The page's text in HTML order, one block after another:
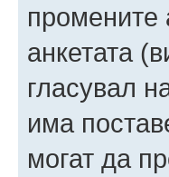
промените
анкетата
гласувал
има
могат да